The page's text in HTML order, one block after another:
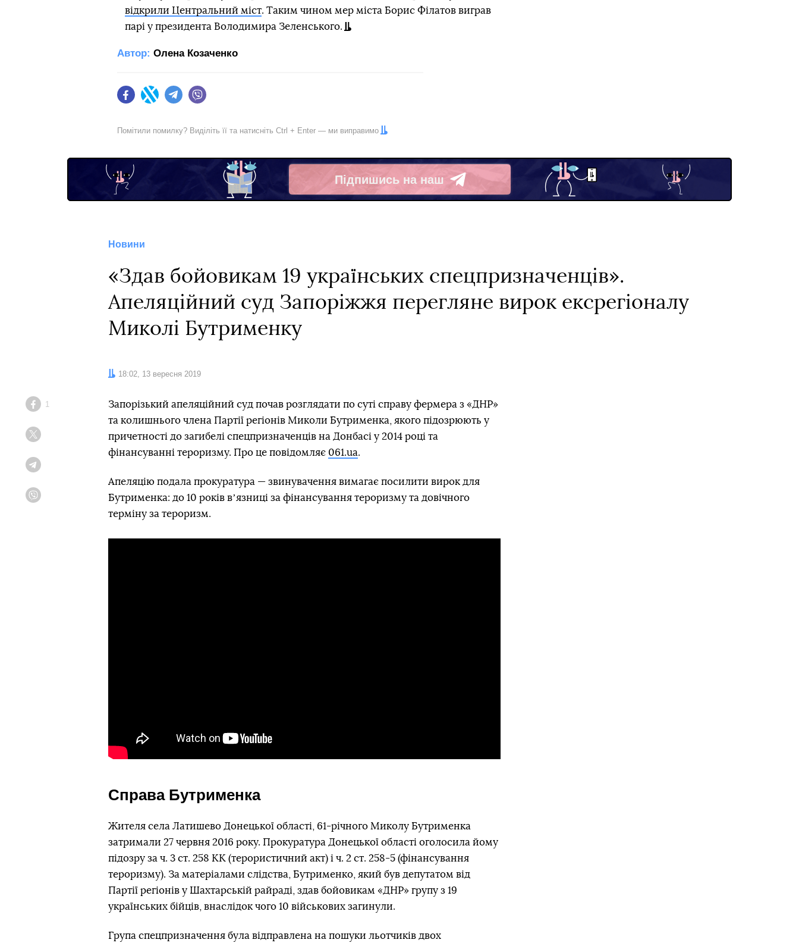
відкрили Центральний міст. Таким чином мер міста Борис Філатов виграв
парі у президента Володимира Зеленського.
Автор: Олена Козаченко
FacebookTwitter Telegram
Помітили помилку? Виділіть її та натисніть Ctrl + Enter — ми виправимо
Підпишись на наш
Telegram
Новини
«Здав бойовикам 19 українських спецпризначенців».
Апеляційний суд Запоріжжя перегляне вирок ексрегіоналу
Миколі Бутрименку
Дата:
18:02, 13 вересня 2019
Facebook
1
Запорізький апеляційний суд почав розглядати по суті справу фермера з «ДНР»
та колишнього члена Партії регіонів Миколи Бутрименка, якого підозрюють у
причетності до загибелі спецпризначенців на Донбасі у 2014 році та
фінансуванні тероризму. Про це повідомляє 061.ua.
Апеляцію подала прокуратура — звинувачення вимагає посилити вирок для
Бутрименка: до 10 років вʼязниці за фінансування тероризму та довічного
терміну за тероризм.
Справа Бутрименка
Жителя села Латишево Донецької області, 61-річного Миколу Бутрименка
затримали 27 червня 2016 року. Прокуратура Донецької області оголосила йому
підозру за ч. 3 ст. 258 КК (терористичний акт) і ч. 2 ст. 258-5 (фінансування
тероризму). За матеріалами слідства, Бутрименко, який був депутатом від
Партії регіонів у Шахтарській райраді, здав бойовикам «ДНР» групу з 19
українських бійців, внаслідок чого 10 військових загинули.
Група спецпризначення була відправлена на пошуки льотчиків двох